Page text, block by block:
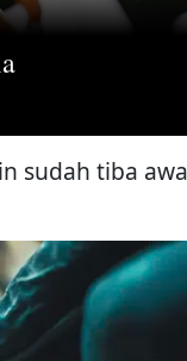
sudah tiba